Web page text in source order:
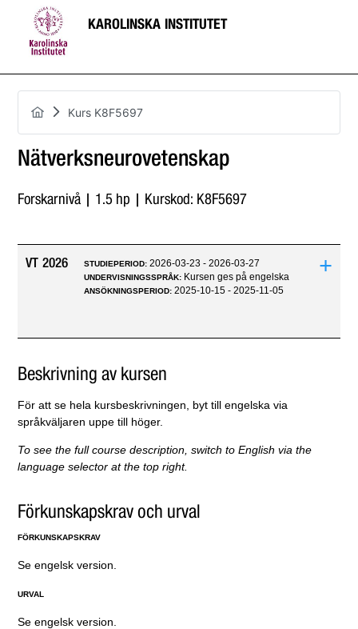
KAROLINSKA INSTITUTET
Kurs K8F5697
Nätverksneurovetenskap
Forskarnivå | 1.5 hp | Kurskod: K8F5697
VT 2026 STUDIEPERIOD:2026-03-23 - 2026-03-27
UNDERVISNINGSSPRÅK: Kursen ges på engelska
ANSÖKNINGSPERIOD:2025-10-15 - 2025-11-05
+
Beskrivning av kursen
För att se hela kursbeskrivningen, byt till engelska via
språkväljaren uppe till höger.
To see the full course description, switch to English via the
language selector at the top right.
Förkunskapskrav och urval
FÖRKUNSKAPSKRAV
Se engelsk version.
URVAL
Se engelsk version.